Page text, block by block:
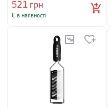
521грн
Є в наявності